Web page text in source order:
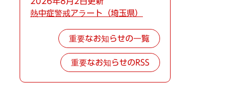
熱中症警戒アラート（埼玉県）
重要なお知らせの一覧
重要なお知らせのRSS